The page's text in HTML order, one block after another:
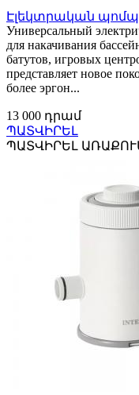
Էլեկտրական պոմպ
Универсальный
для накачивания
батутов, игровых
представляет новое
более эргон...
13 000 դրամ
ՊԱՏՎԻՐԵԼ
ՊԱՏՎԻՐԵԼ